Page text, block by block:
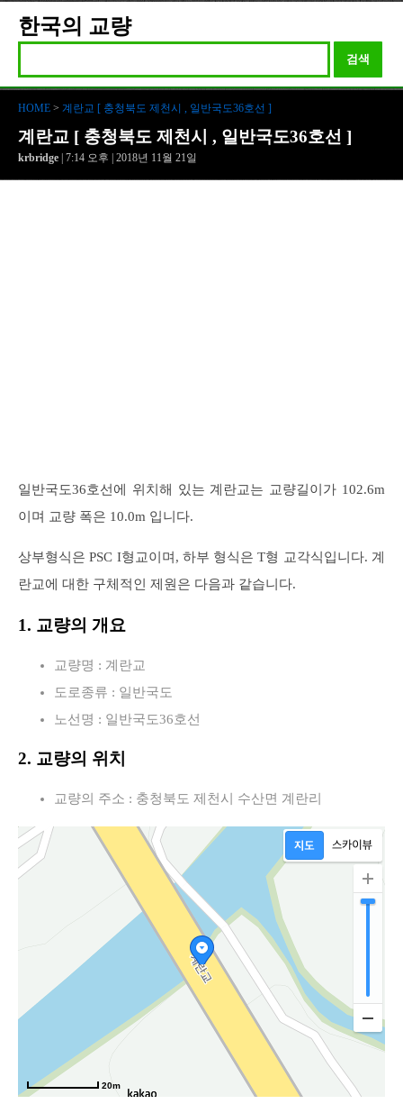
한국의 교량
검색
HOME > 계란교 [ 충청북도 제천시 , 일반국도36호선 ]
계란교 [ 충청북도 제천시 , 일반국도36호선 ]
krbridge | 7:14 오후 | 2018년 11월 21일
일반국도36호선에 위치해 있는 계란교는 교량길이가 102.6m
이며 교량 폭은 10.0m 입니다.
상부형식은 PSC I형교이며, 하부 형식은 T형 교각식입니다. 계
란교에 대한 구체적인 제원은 다음과 같습니다.
1. 교량의 개요
교량명 : 계란교
도로종류 : 일반국도
노선명 : 일반국도36호선
2. 교량의 위치
교량의 주소 : 충청북도 제천시 수산면 계란리
20m